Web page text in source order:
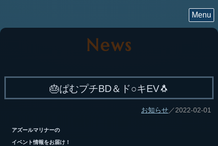
Menu
News
🎂ぱむプチBD＆ド○キEV🐧
お知らせ／2022-02-01
アズールマリナーの
イベント情報をお届け！